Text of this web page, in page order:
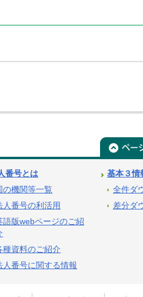
番号とは
の機関等一覧
人番号の利活用
語版webページのご紹
種資料のご紹介
人番号に関する情報
基本３情
全件ダ
差分ダ